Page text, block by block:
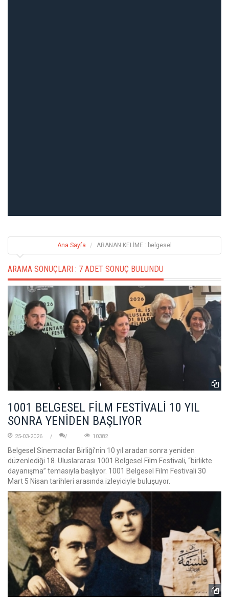
Ana Sayfa ARANAN KELİME : belgesel
ARAMA SONUÇLARI : 7 ADET SONUÇ BULUNDU
1001 BELGESEL FİLM FESTİVALİ 10 YIL
SONRA YENİDEN BAŞLIYOR
25-03-2026 10382
Belgesel Sinemacılar Birliği’nin 10 yıl aradan sonra yeniden
düzenlediği 18. Uluslararası 1001 Belgesel Film Festivali, “birlikte
dayanışma” temasıyla başlıyor. 1001 Belgesel Film Festivali 30
Mart 5 Nisan tarihleri arasında izleyiciyle buluşuyor.